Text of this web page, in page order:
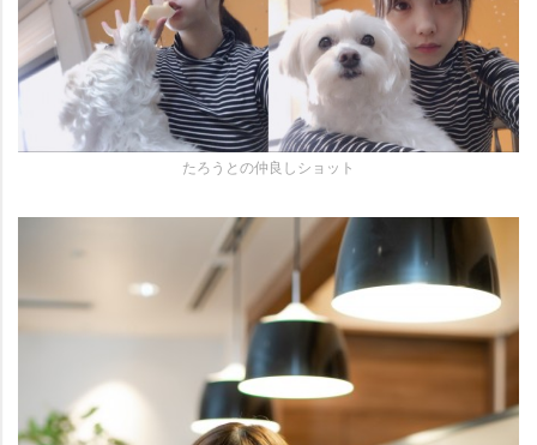
たろうとの仲良しショット